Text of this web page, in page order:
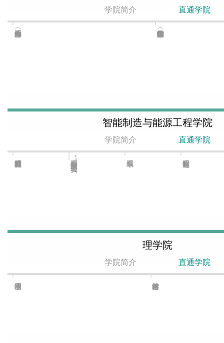
学院简介 直通学院
智能制造与能源工程学院
学院简介 直通学院
车辆工程“双元制”实验班
理学院
学院简介 直通学院